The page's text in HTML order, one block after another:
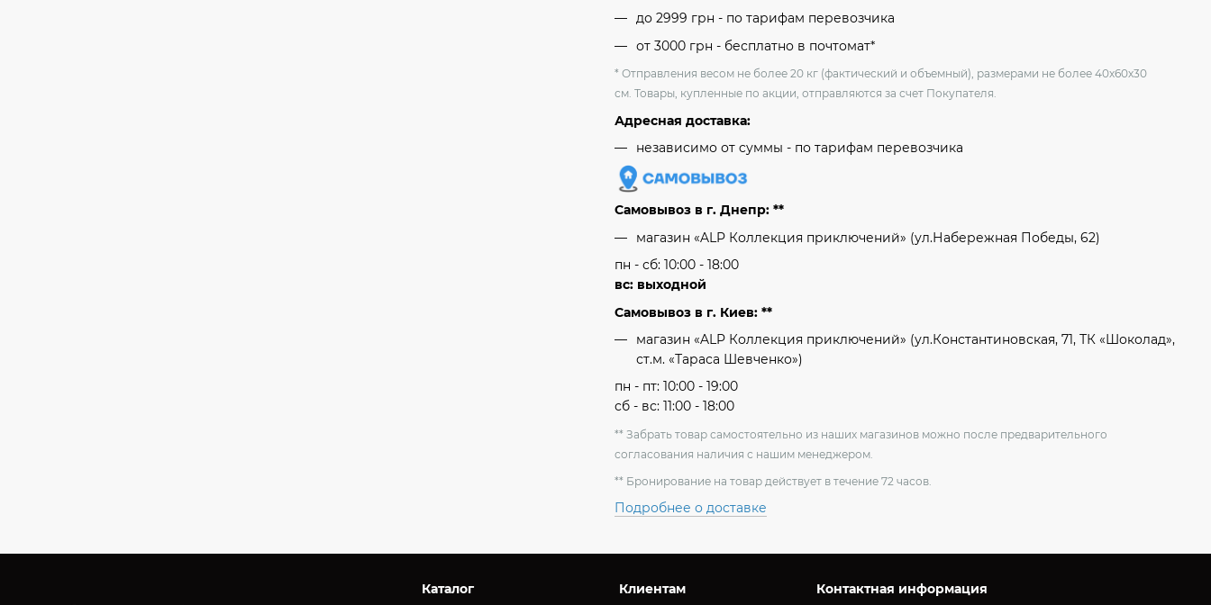
до 2999 грн - по тарифам перевозчика
от 3000 грн - бесплатно в почтомат*
* Отправления весом не более 20 кг (фактический и объемный), размерами не более 40х60х30
см. Товары, купленные по акции, отправляются за счет Покупателя.
Адресная доставка:
независимо от cуммы - по тарифам перевозчика
Самовывоз в г. Днепр: **
магазин «ALP Коллекция приключений» (ул.Набережная Победы, 62)
пн - сб: 10:00 - 18:00
вс: выходной
Самовывоз в г. Киев: **
магазин «ALP Коллекция приключений» (ул.Константиновская, 71, ТК «Шоколад»,
ст.м. «Тараса Шевченко»)
пн - пт: 10:00 - 19:00
сб - вс: 11:00 - 18:00
** Забрать товар самостоятельно из наших магазинов можно после предварительного
согласования наличия с нашим менеджером.
** Бронирование на товар действует в течение 72 часов.
Подробнее о доставке
Каталог Клиентам Контактная информация